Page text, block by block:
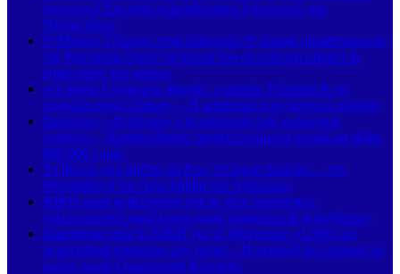
τουρισμό! Στο νησί η Διευθύντρια Τουρισμού του
Πριγκιπάτου
Ο Μπόρις Τζόνσον στην Κάρυστο: Ο πρώην πρωθυπουργός
της Βρετανίας έκανε τα ψώνια του σε σούπερ μάρκετ &
χαιρετούσε τον κόσμο
«Ο πατήρ Γεράσιμος Φωκάς, ο μικρός Τζόσουα & το
συγκλονιστικό όραμα» – Η μαρτυρία που συγκινεί πιστούς
Σκόπελος: «Χτύπημα» στο κύκλωμα του «κόκκινου
χρυσού» – Κατασχέθηκαν προστατευόμενα κοράλλια αξίας
800.000 ευρώ
Το βίντεο που πρέπει να δεις, Έλληνα: Διάλεξε… τον
Μηταράκη ή τον Άγιο Σάββα του Αχιλλέως!
ΝΙΚΗ κατά κυβέρνησης για τις νέες ταυτότητες:
«Ηλεκτρονικό φακέλωμα χωρίς διαφάνεια & απαντήσεις»
Καμπανάκι από τη ΝΙΚΗ για τη Μαγνησία: «1.300 νέα
περιστατικά καρκίνου τον χρόνο – Η περιοχή δεν μπορεί να
μείνει χωρίς Ογκολογική Κλινική»